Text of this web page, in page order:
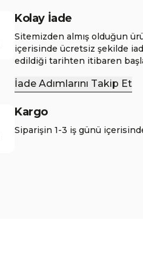
Kolay İade
Sitemizden almış olduğun
içerisinde ücretsiz şekilde
edildiği tarihten itibaren
İade Adımlarını Takip Et
Kargo
Siparişin 1-3 iş günü